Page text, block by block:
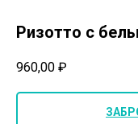
Ризотто с
960,00 ₽